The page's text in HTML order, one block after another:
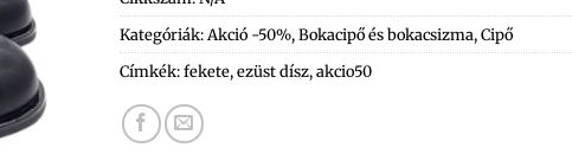
Kategóriák:Akció -50%,Bokacipő és bokacsizma,Cipő
Címkék:fekete,ezüst dísz,akcio50